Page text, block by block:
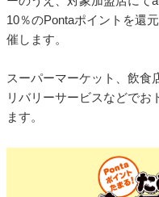
10％のPontaポイントを還
催します。
スーパーマーケット、飲食
リバリーサービスなどでお
ます。